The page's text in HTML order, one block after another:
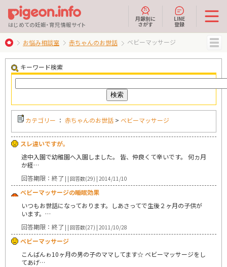
はじめての妊娠・育児情報サイト
月齢別に
さがす
LINE
登録
MENU
お悩み相談室 赤ちゃんのお世話 ベビーマッサージ
キーワード検索
カテゴリー ： 赤ちゃんのお世話 > ベビーマッサージ
スレ違いですが。
途中入園で幼稚園へ入園しました。 皆、仲良くて辛いです。 何ヵ月
か経…
回答期限：終了 | | 回答数(29) | 2014/11/10
ベビーマッサージの睡眠効果
いつもお世話になっております。しあさってで生後２ヶ月の子供が
います。…
回答期限：終了 | | 回答数(27) | 2011/10/28
ベビーマッサージ
こんばんゎ10ヶ月の男の子のママしてます☆ ベビーマッサージをし
てあげ…